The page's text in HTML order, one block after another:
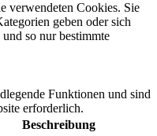
verwendeten Cookies. Sie
geben oder sich
so nur bestimmte
Funktionen und sind
erforderlich.
Beschreibung